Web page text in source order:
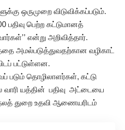
ஒருமுறை விடுவிக்கப்படும்.
பதிவு பெற்ற கட்டுமானத்
என்று அறிவித்தார்.
அமல்படுத்துவதற்கான வழிகாட்
பட்டுள்ளன.
படும் தொழிலாளர்கள், கட்டு
யத்தின் பதிவு அட்டையை
துறை உதவி ஆணையரிடம்